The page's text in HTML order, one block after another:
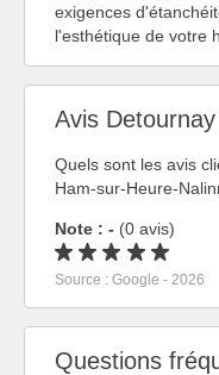
exigences
l'esthétique de votre
Avis
Quels sont les avis
Ham-sur-Heure-
Note : - (0 avis)
Source : Google - 2026
Questions